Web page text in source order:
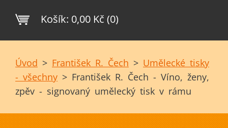
Košík: 0,00 Kč (0)
Úvod > František R. Čech > Umělecké tisky
- všechny > František R. Čech - Víno, ženy,
zpěv - signovaný umělecký tisk v rámu